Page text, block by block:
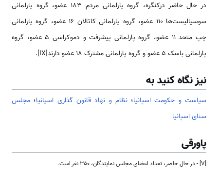
در حال حاضر درکنگره، گروه پارلمانی مردم 183 عضو، گروه پارلمانی
سوسیالیست‌‎ها 110 عضو، گروه پارلمانی کاتالان 16 عضو، گروه پارلمانی
چپ متحد 11 عضو، گروه پارلمانی پیشرفت و دموکراسی 5 عضو، گروه
پارلمانی باسک 5 عضو و گروه پارلمانی مشترک 18 عضو دارند[IX].
نیز نگاه کنید به
سیاست و حکومت اسپانیا؛نظام و نهاد قانون گذاری اسپانیا؛ مجلس
سنای اسپانیا
پاورقی
[V] - در حال حاضر، تعداد اعضای مجلس نمایندگان، ٣۵٠ نفر است.